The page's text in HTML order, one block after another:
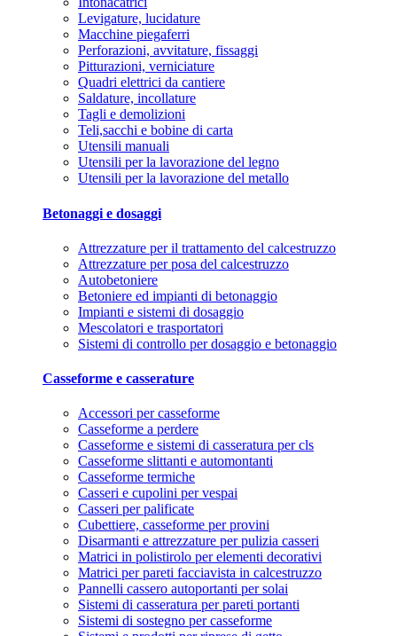
Levigature, lucidature
Macchine piegaferri
Perforazioni, avvitature, fissaggi
Pitturazioni, verniciature
Quadri elettrici da cantiere
Saldature, incollature
Tagli e demolizioni
Teli,sacchi e bobine di carta
Utensili manuali
Utensili per la lavorazione del legno
Utensili per la lavorazione del metallo
Betonaggi e dosaggi
Attrezzature per il trattamento del calcestruzzo
Attrezzature per posa del calcestruzzo
Autobetoniere
Betoniere ed impianti di betonaggio
Impianti e sistemi di dosaggio
Mescolatori e trasportatori
Sistemi di controllo per dosaggio e betonaggio
Casseforme e casserature
Accessori per casseforme
Casseforme a perdere
Casseforme e sistemi di casseratura per cls
Casseforme slittanti e automontanti
Casseforme termiche
Casseri e cupolini per vespai
Casseri per palificate
Cubettiere, casseforme per provini
Disarmanti e attrezzature per pulizia casseri
Matrici in polistirolo per elementi decorativi
Matrici per pareti facciavista in calcestruzzo
Pannelli cassero autoportanti per solai
Sistemi di casseratura per pareti portanti
Sistemi di sostegno per casseforme